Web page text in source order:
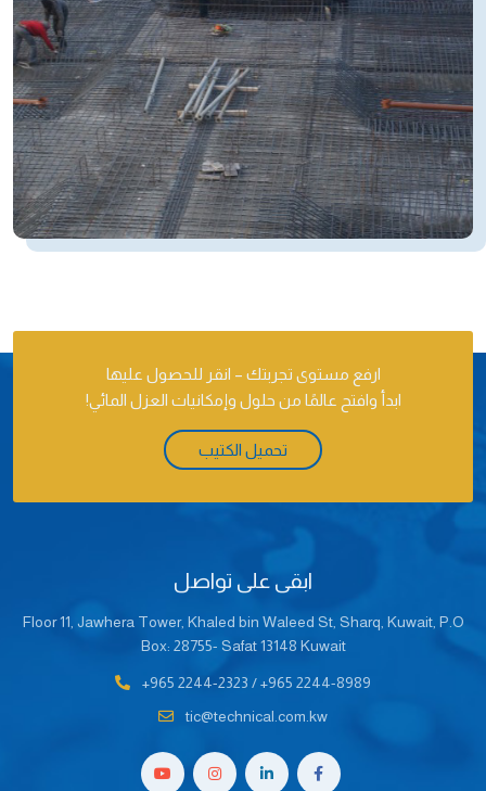
ارفع مستوى تجربتك – انقر للحصول عليها
ابدأ وافتح عالمًا من حلول وإمكانيات العزل المائي!
تحميل الكتيب
ابقى على تواصل
Floor 11, Jawhera Tower, Khaled bin Waleed St, Sharq, Kuwait, P.O
Box: 28755- Safat 13148 Kuwait
+965 2244-2323 /+965 2244-8989
tic@technical.com.kw